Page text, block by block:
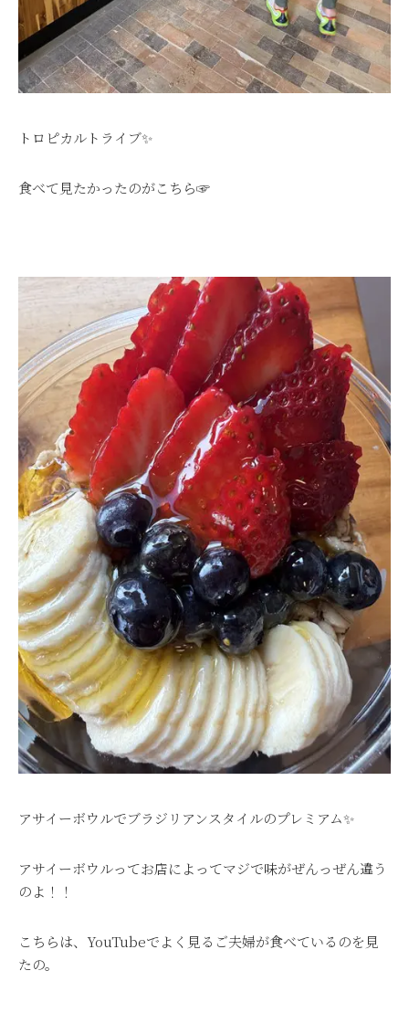
トロピカルトライブ✨
食べて見たかったのがこちら☞
アサイーボウルでブラジリアンスタイルのプレミアム✨
アサイーボウルってお店によってマジで味がぜんっぜん違う
のよ！！
こちらは、YouTubeでよく見るご夫婦が食べているのを見
たの。